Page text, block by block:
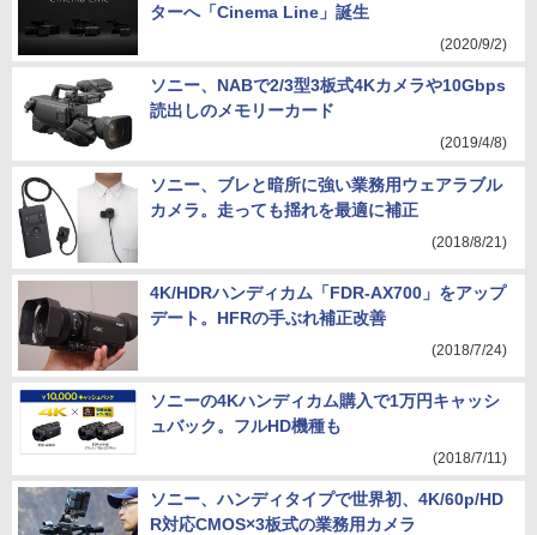
ターへ「Cinema Line」誕生
(2020/9/2)
ソニー、NABで2/3型3板式4Kカメラや10Gbps
読出しのメモリーカード
(2019/4/8)
ソニー、ブレと暗所に強い業務用ウェアラブル
カメラ。走っても揺れを最適に補正
(2018/8/21)
4K/HDRハンディカム「FDR-AX700」をアップ
デート。HFRの手ぶれ補正改善
(2018/7/24)
ソニーの4Kハンディカム購入で1万円キャッシ
ュバック。フルHD機種も
(2018/7/11)
ソニー、ハンディタイプで世界初、4K/60p/HD
R対応CMOS×3板式の業務用カメラ